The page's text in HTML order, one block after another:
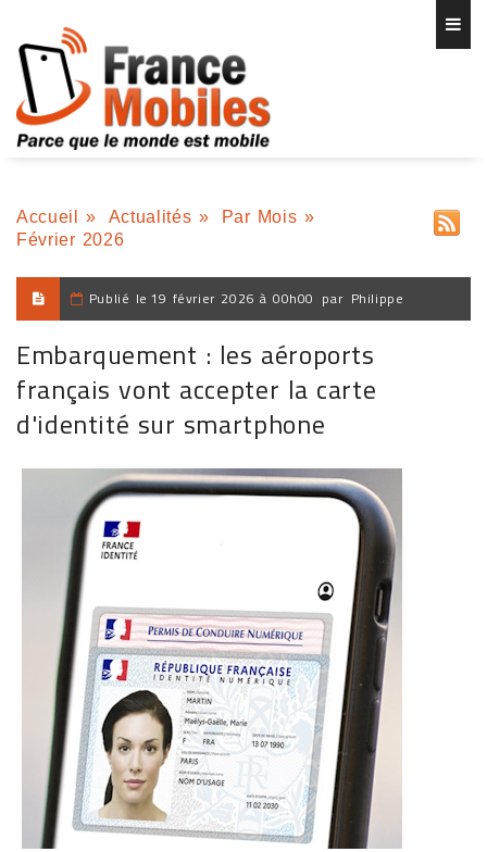
Accueil » Actualités » Par Mois »
Février 2026
Publié le 19 février 2026 à 00h00 par Philippe
Embarquement : les aéroports
français vont accepter la carte
d'identité sur smartphone